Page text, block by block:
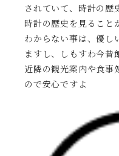
されていて、時計の歴
時計の歴史を見ること
わからない事は、優し
ますし、しもすわ今昔
近隣の観光案内や食事
ので安心ですよ